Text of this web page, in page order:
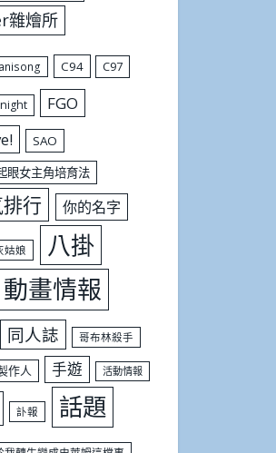
雜燴所
anisong C94 C97
FGO
SAO
眼女主角培育法
行 你的名字
姑娘 八掛
動畫情報
同人誌 哥布林殺手
作人 手遊 活動情報
訃報 話題